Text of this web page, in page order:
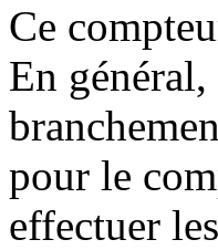
Ce
En
pour le
effectuer